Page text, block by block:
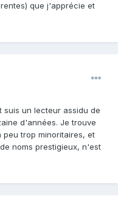
que j'apprécie et
suis un lecteur assidu de
d'années. Je trouve
trop minoritaires, et
noms prestigieux, n'est